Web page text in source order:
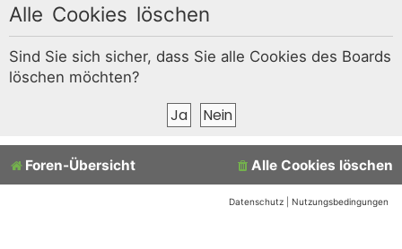
Alle Cookies löschen
Sind Sie sich sicher, dass Sie alle Cookies des Boards
löschen möchten?
Foren-Übersicht Alle Cookies löschen
Datenschutz Nutzungsbedingungen